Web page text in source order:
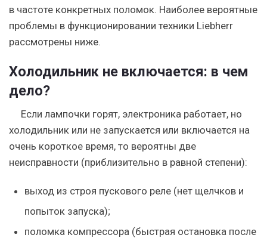
в частоте конкретных поломок. Наиболее вероятные
проблемы в функционировании техники Liebherr
рассмотрены ниже.
Холодильник не включается: в чем
дело?
Если лампочки горят, электроника работает, но
холодильник или не запускается или включается на
очень короткое время, то вероятны две
неисправности (приблизительно в равной степени):
выход из строя пускового реле (нет щелчков и
попыток запуска);
поломка компрессора (быстрая остановка после